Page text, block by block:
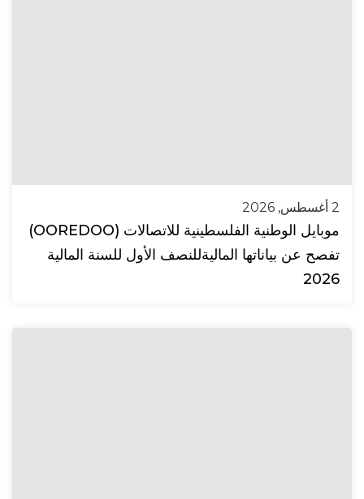
2 أغسطس, 2026
موبايل الوطنية الفلسطينية للاتصالات (OOREDOO)
تفصح عن بياناتها الماليةللنصف الأول للسنة المالية
2026